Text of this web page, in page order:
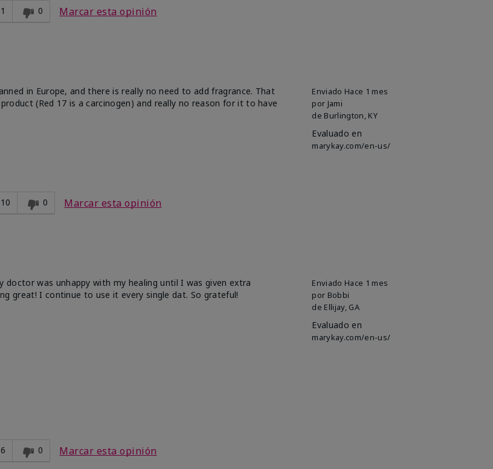
1 0 Marcar esta opinión
Enviado Hace 1 mes
por Jami
de Burlington, KY
Evaluado en
marykay.com/en-us/
in Europe, and there is really no need to add fragrance. That
(Red 17 is a carcinogen) and really no reason for it to have
10 0 Marcar esta opinión
Enviado Hace 1 mes
por Bobbi
de Ellijay, GA
Evaluado en
marykay.com/en-us/
was unhappy with my healing until I was given extra
great! I continue to use it every single dat. So grateful!
6 0 Marcar esta opinión